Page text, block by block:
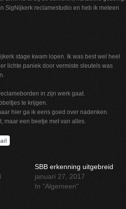
SigNijkerk reclamestudio en heb ik meteen
stage kwam lopen. Ik was best wel heel
lichte paniek door vermiste sleutels was
in zijn werk gaat.
te krijgen.
hier ga ik eens goed over nadenken.
maar een beetje met van alles.
SBB erkenning uitgebreid
januari 27, 2017
In "Algemeen"